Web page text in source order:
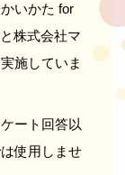
いかた for
株式会社マ
施していま
ート回答以
使用しませ